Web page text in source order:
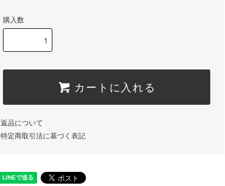
購入数
カートに入れる
返品について
特定商取引法に基づく表記